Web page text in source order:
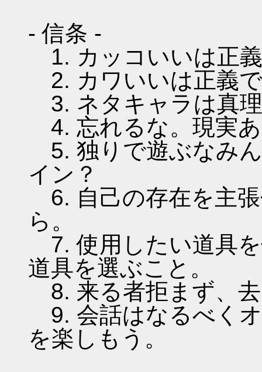
- 信条 -
1. カッコいいは正
2. カワいいは正義
3. ネタキャラは真
4. 忘れるな。現実
5. 独りで遊ぶなみ
イン？
6. 自己の存在を主
ら。
7. 使用したい道具
道具を選ぶこと。
8. 来る者拒まず、
9. 会話はなるべく
を楽しもう。